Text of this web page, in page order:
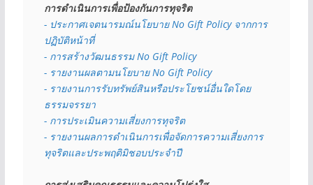
การดำเนินการเพื่อป้องกันการทุจริต
- ประกาศเจตนารมณ์นโยบาย No Gift Policy จากการ
ปฏิบัติหน้าที่
- การสร้างวัฒนธรรม No Gift Policy
- รายงานผลตามนโยบาย No Gift Policy
- รายงานการรับทรัพย์สินหรือประโยชน์อื่นใดโดย
ธรรมจรรยา
- การประเมินความเสี่ยงการทุจริต
- รายงานผลการดำเนินการเพื่อจัดการความเสี่ยงการ
ทุจริตและประพฤติมิชอบประจำปี